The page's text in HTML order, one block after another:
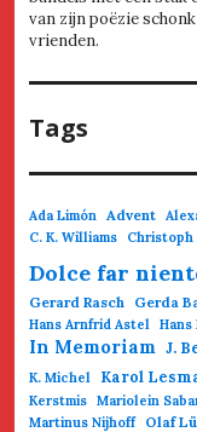
van zijn poëzie
vrienden.
Tags
Ada Limón Advent
C. K. Williams
Dolce far
Gerard Rasch Gerda
Hans Arnfrid Astel Hans
In Memoriam J.
K. Michel Karol
Kerstmis Mariolein
Martinus Nijhoff
Olaf